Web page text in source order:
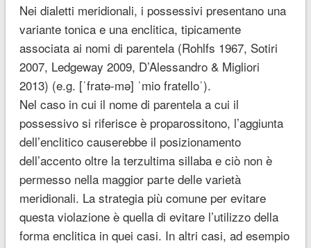
Nei dialetti meridionali, i possessivi presentano una
variante tonica e una enclitica, tipicamente
associata ai nomi di parentela (Rohlfs 1967, Sotiri
2007, Ledgeway 2009, D’Alessandro & Migliori
2013) (e.g. [ˈfratə-mə] ˈmio fratelloˈ).
Nel caso in cui il nome di parentela a cui il
possessivo si riferisce è proparossitono, l’aggiunta
dell’enclitico causerebbe il posizionamento
dell’accento oltre la terzultima sillaba e ciò non è
permesso nella maggior parte delle varietà
meridionali. La strategia più comune per evitare
questa violazione è quella di evitare l’utilizzo della
forma enclitica in quei casi. In altri casi, ad esempio